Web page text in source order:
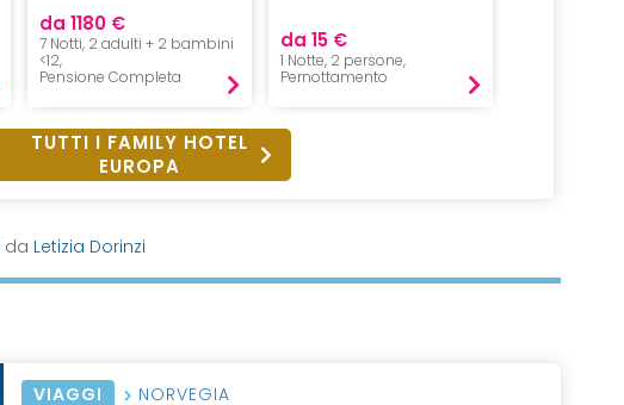
da 1180 €
7 Notti, 2 adulti + 2 bambini
<12,
Pensione Completa
da 15 €
1 Notte, 2 persone,
Pernottamento
TUTTI I FAMILY HOTEL
EUROPA
da Letizia Dorinzi
VIAGGI NORVEGIA